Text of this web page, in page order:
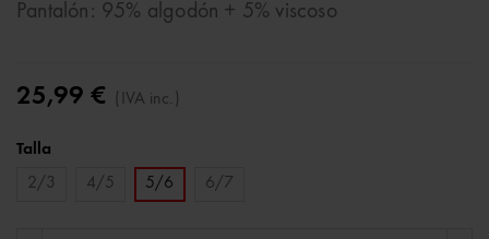
Pantalón: 95% algodón + 5% viscoso
25,99 € (IVA inc.)
Talla
2/3
4/5 5/6 6/7